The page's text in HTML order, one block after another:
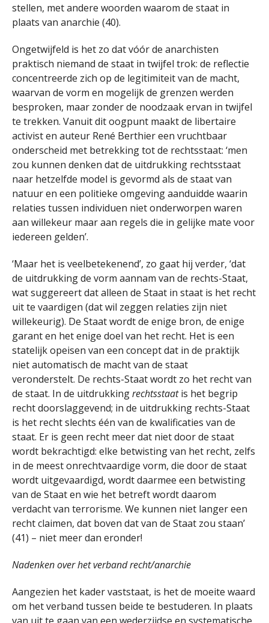
stellen, met andere woorden waarom de staat in
plaats van anarchie (40).
Ongetwijfeld is het zo dat vóór de anarchisten
praktisch niemand de staat in twijfel trok: de reflectie
concentreerde zich op de legitimiteit van de macht,
waarvan de vorm en mogelijk de grenzen werden
besproken, maar zonder de noodzaak ervan in twijfel
te trekken. Vanuit dit oogpunt maakt de libertaire
activist en auteur René Berthier een vruchtbaar
onderscheid met betrekking tot de rechtsstaat: ‘men
zou kunnen denken dat de uitdrukking rechtsstaat
naar hetzelfde model is gevormd als de staat van
natuur en een politieke omgeving aanduidde waarin
relaties tussen individuen niet onderworpen waren
aan willekeur maar aan regels die in gelijke mate voor
iedereen gelden’.
‘Maar het is veelbetekenend’, zo gaat hij verder, ‘dat
de uitdrukking de vorm aannam van de rechts-Staat,
wat suggereert dat alleen de Staat in staat is het recht
uit te vaardigen (dat wil zeggen relaties zijn niet
willekeurig). De Staat wordt de enige bron, de enige
garant en het enige doel van het recht. Het is een
statelijk opeisen van een concept dat in de praktijk
niet automatisch de macht van de staat
veronderstelt. De rechts-Staat wordt zo het recht van
de staat. In de uitdrukkingrechtsstaatis het begrip
recht doorslaggevend; in de uitdrukking rechts-Staat
is het recht slechts één van de kwalificaties van de
staat. Er is geen recht meer dat niet door de staat
wordt bekrachtigd: elke betwisting van het recht, zelfs
in de meest onrechtvaardige vorm, die door de staat
wordt uitgevaardigd, wordt daarmee een betwisting
van de Staat en wie het betreft wordt daarom
verdacht van terrorisme. We kunnen niet langer een
recht claimen, dat boven dat van de Staat zou staan’
(41) – niet meer dan eronder!
Nadenken over het verband recht/anarchie
Aangezien het kader vaststaat, is het de moeite waard
om het verband tussen beide te bestuderen. In plaats
van uit te gaan van een wederzijdse en systematische